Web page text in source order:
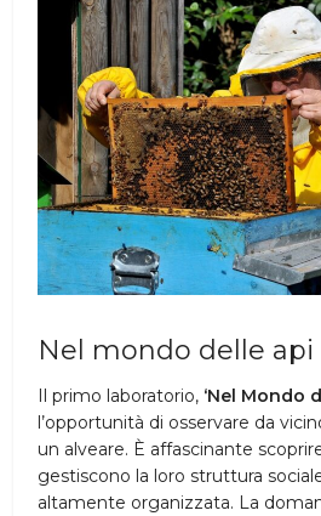
Nel mondo delle api
Il primo laboratorio, ‘Nel Mondo
l’opportunità di osservare da
un alveare. È affascinante
gestiscono la loro struttura
altamente organizzata. La